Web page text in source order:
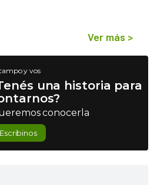
Ver más >
y vos
una historia para
conocerla
Escribinos